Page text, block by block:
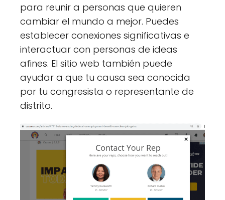
para reunir a personas que quieren
cambiar el mundo a mejor. Puedes
establecer conexiones significativas e
interactuar con personas de ideas
afines. El sitio web también puede
ayudar a que tu causa sea conocida
por tu congresista o representante de
distrito.